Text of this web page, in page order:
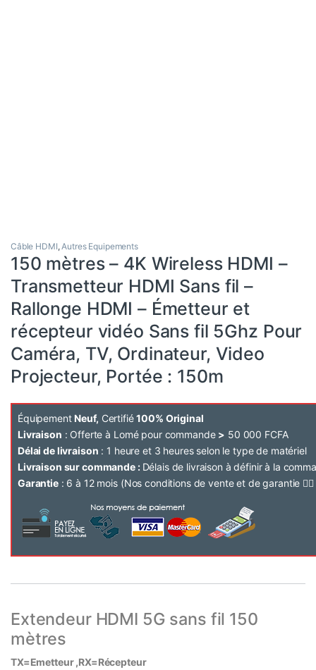
Câble HDMI,Autres Equipements
150 mètres – 4K Wireless HDMI –
Transmetteur HDMI Sans fil –
Rallonge HDMI – Émetteur et
récepteur vidéo Sans fil 5Ghz Pour
Caméra, TV, Ordinateur, Video
Projecteur, Portée : 150m
Équipement Neuf, Certifié100% Original
Livraison : Offerte à Lomé pour commande > 50 000 FCFA
Délai de livraison : 1 heure et 3 heures selon le type de matériel
Livraison sur commande : Délais de livraison à définir à la
Garantie: 6 à 12 mois (Nos conditions de vente et de garantie 👉🏽
Extendeur HDMI 5G sans fil 150
mètres
TX=Emetteur ,RX=Récepteur